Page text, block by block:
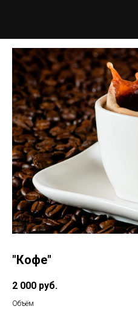
"Кофе"
2 000 руб.
Объём